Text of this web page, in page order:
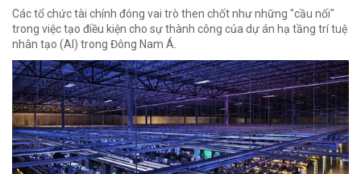
Các tổ chức tài chính đóng vai trò then chốt như những "cầu nối"
trong việc tạo điều kiện cho sự thành công của dự án hạ tầng trí tuệ
nhân tạo (AI) trong Đông Nam Á.